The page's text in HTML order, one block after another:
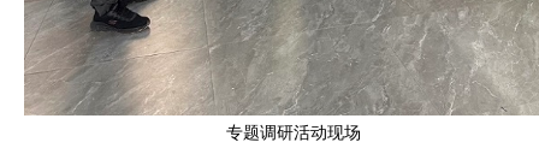
专题调研活动现场